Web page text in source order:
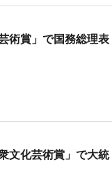
術賞」で国務総理表
文化芸術賞」で大統